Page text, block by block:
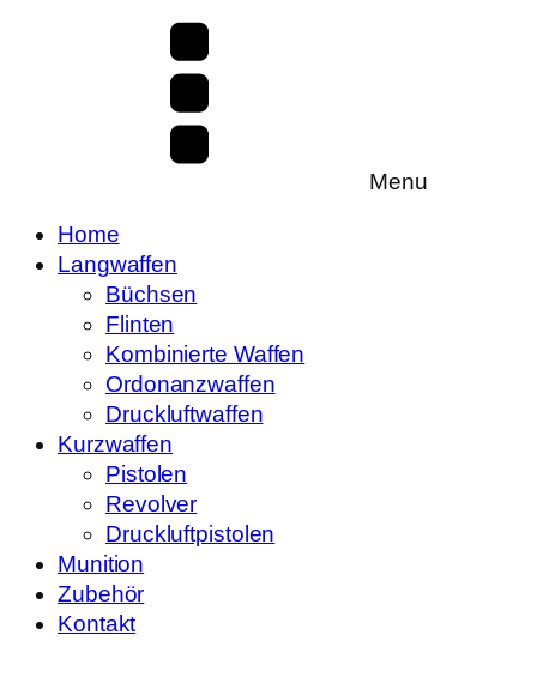
Menu
Home
Langwaffen
Büchsen
Flinten
Kombinierte Waffen
Ordonanzwaffen
Druckluftwaffen
Kurzwaffen
Pistolen
Revolver
Druckluftpistolen
Munition
Zubehör
Kontakt